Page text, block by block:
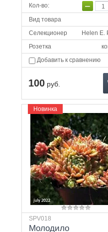
Кол-во: −
Вид товара
Селекционер
Helen E.
Розетка
Добавить к сравнению
100 руб.
Новинка
SPV018
Молодило